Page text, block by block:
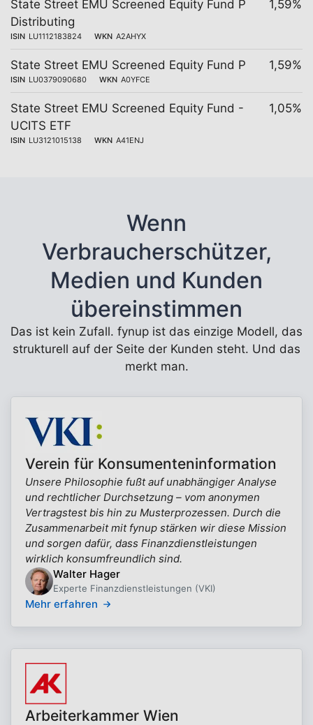
State Street EMU Screened Equity Fund P
Distributing
ISIN LU1112183824 WKN A2AHYX
1,59%
State Street EMU Screened Equity Fund P
ISIN LU0379090680 WKN A0YFCE
1,59%
State Street EMU Screened Equity Fund -
UCITS ETF
ISIN LU3121015138 WKN A41ENJ
1,05%
Wenn
Verbraucherschützer,
Medien und Kunden
übereinstimmen
Das ist kein Zufall. fynup ist das einzige Modell, das
strukturell auf der Seite der Kunden steht. Und das
merkt man.
Verein für Konsumenteninformation
Unsere Philosophie fußt auf unabhängiger Analyse
und rechtlicher Durchsetzung – vom anonymen
Vertragstest bis hin zu Musterprozessen. Durch die
Zusammenarbeit mit fynup stärken wir diese Mission
und sorgen dafür, dass Finanzdienstleistungen
wirklich konsumfreundlich sind.
Walter Hager
Experte Finanzdienstleistungen (VKI)
Mehr erfahren
Arbeiterkammer Wien